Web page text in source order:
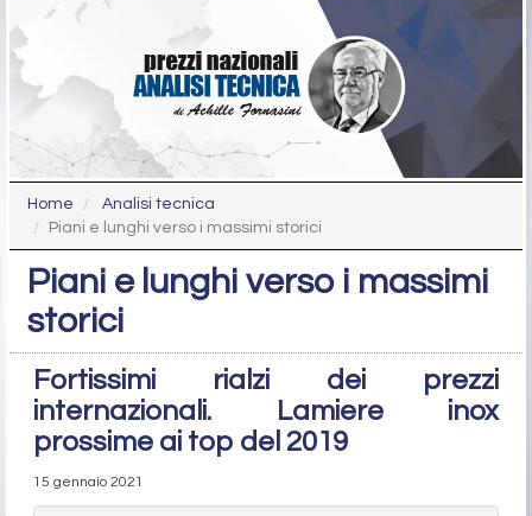
Home
Analisi tecnica
Piani e lunghi verso i massimi storici
Piani e lunghi verso i massimi
storici
Fortissimi rialzi dei prezzi
internazionali. Lamiere inox
prossime ai top del 2019
15 gennaio 2021